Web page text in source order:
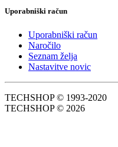
Uporabniški račun
Uporabniški račun
Naročilo
Seznam želja
Nastavitve novic
TECHSHOP © 1993-2020
TECHSHOP © 2026